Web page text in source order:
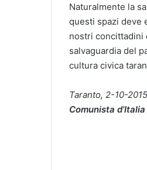
Naturalmente la
questi spazi deve
nostri concittadini
salvaguardia del
cultura civica
Taranto, 2-10-2015
Comunista d’Italia